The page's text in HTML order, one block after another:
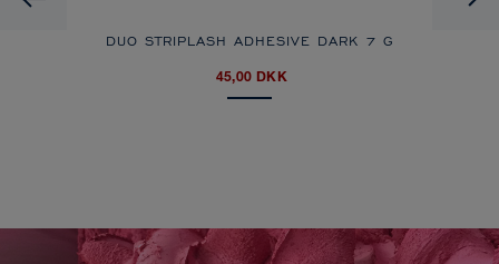
DUO STRIPLASH ADHESIVE DARK 7 G
45,00 DKK